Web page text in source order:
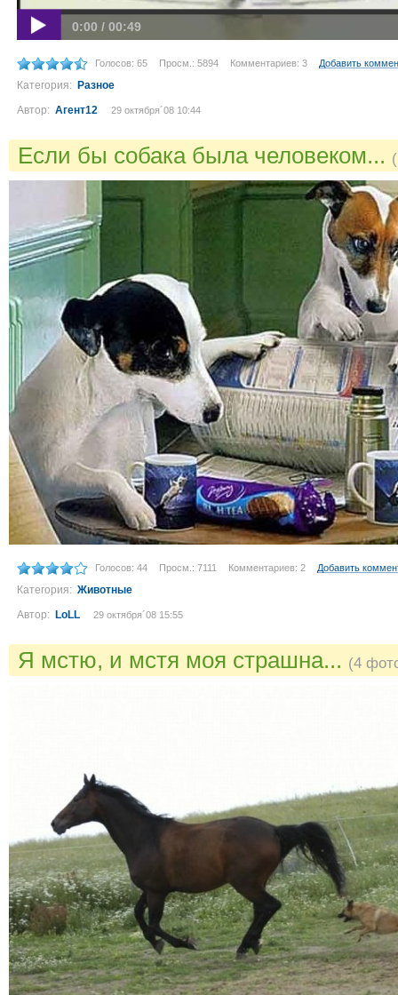
0:00 / 00:49
Голосов: 65 Просм.: 5894 Комментариев: 3 Добавить
Категория: Разное
Автор: Агент12 29 октября´08 10:44
Если бы собака была человеком...
Голосов: 44 Просм.: 7111 Комментариев: 2 Добавить
Категория: Животные
Автор: LoLL 29 октября´08 15:55
Я мстю, и мстя моя страшна... (4